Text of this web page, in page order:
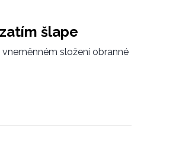
šlape
složení obranné